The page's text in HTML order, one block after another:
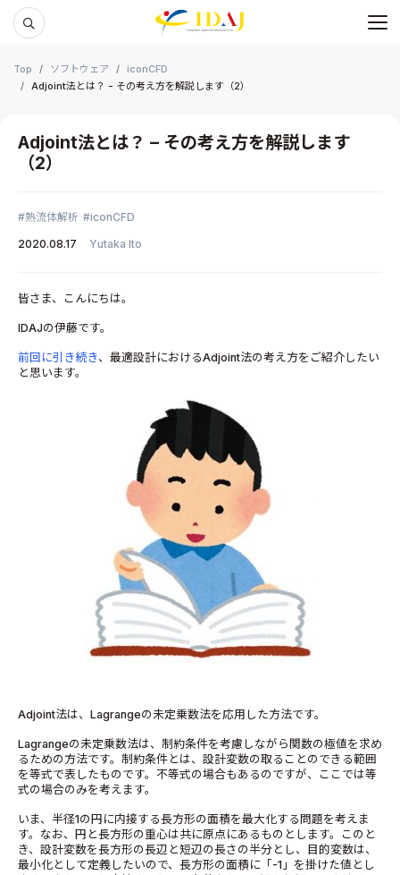
メ
Top ソフトウェア
iconCFD
Adjoint法とは？ - その考え方を解説します（2）
Adjoint法とは？ – その考え方を解説します
（2）
熱流体解析
iconCFD
2020.08.17
Yutaka Ito
皆さま、こんにちは。
IDAJの伊藤です。
前回に引き続き、最適設計におけるAdjoint法の考え方をご紹介したい
と思います。
Adjoint法は、Lagrangeの未定乗数法を応用した方法です。
Lagrangeの未定乗数法は、制約条件を考慮しながら関数の極値を求め
るための方法です。制約条件とは、設計変数の取ることのできる範囲
を等式で表したものです。不等式の場合もあるのですが、ここでは等
式の場合のみを考えます。
いま、半径1の円に内接する長方形の面積を最大化する問題を考えま
す。なお、円と長方形の重心は共に原点にあるものとします。このと
き、設計変数を長方形の長辺と短辺の長さの半分とし、目的変数は、
最小化として定義したいので、長方形の面積に「-1」を掛けた値とし